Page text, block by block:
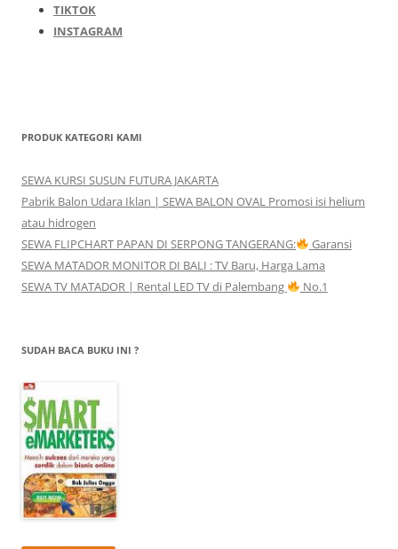
TIKTOK
INSTAGRAM
PRODUK KATEGORI KAMI
SEWA KURSI SUSUN FUTURA JAKARTA
Pabrik Balon Udara Iklan | SEWA BALON OVAL Promosi isi helium
atau hidrogen
SEWA FLIPCHART PAPAN DI SERPONG TANGERANG:
Garansi
SEWA MATADOR MONITOR DI BALI : TV Baru, Harga Lama
SEWA TV MATADOR | Rental LED TV di Palembang
No.1
SUDAH BACA BUKU INI ?